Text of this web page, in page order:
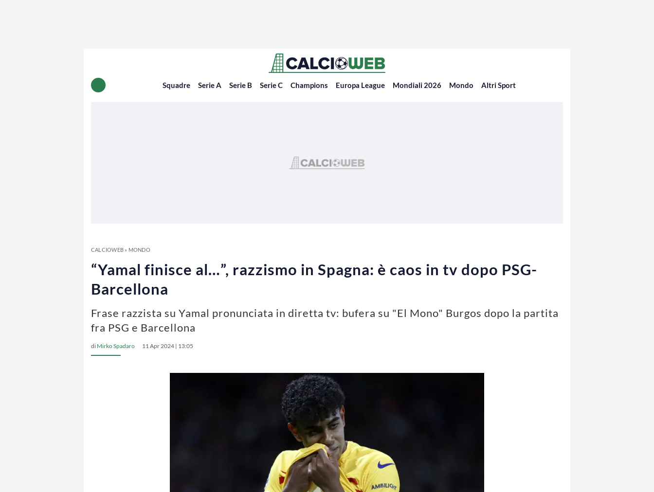
Squadre Serie A Serie B Serie C Champions Europa League Mondiali 2026 Mondo Altri Sport
CALCIOWEB» MONDO
“Yamal finisce al…”, razzismo in Spagna: è caos in tv dopo PSG-
Barcellona
Frase razzista su Yamal pronunciata in diretta tv: bufera su "El Mono" Burgos dopo la partita
fra PSG e Barcellona
di Mirko Spadaro 11 Apr 2024 | 13:05